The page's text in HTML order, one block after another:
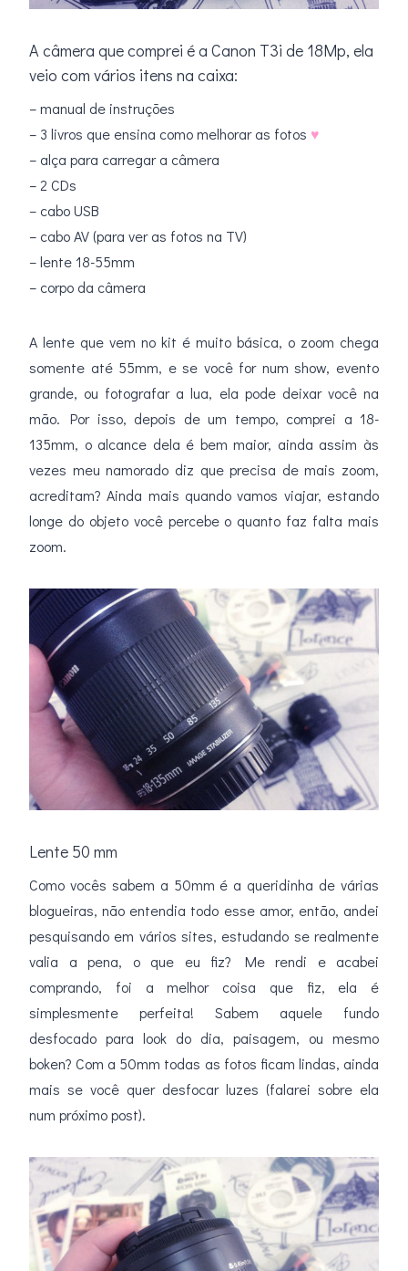
A câmera que comprei é a Canon T3i de 18Mp, ela
veio com vários itens na caixa:
– manual de instruções
– 3 livros que ensina como melhorar as fotos ♥
– alça para carregar a câmera
– 2 CDs
– cabo USB
– cabo AV (para ver as fotos na TV)
– lente 18-55mm
– corpo da câmera
A lente que vem no kit é muito básica, o zoom chega
somente até 55mm, e se você for num show, evento
grande, ou fotografar a lua, ela pode deixar você na
mão. Por isso, depois de um tempo, comprei a 18-
135mm, o alcance dela é bem maior, ainda assim às
vezes meu namorado diz que precisa de mais zoom,
acreditam? Ainda mais quando vamos viajar, estando
longe do objeto você percebe o quanto faz falta mais
zoom.
Lente 50 mm
Como vocês sabem a 50mm é a queridinha de várias
blogueiras, não entendia todo esse amor, então, andei
pesquisando em vários sites, estudando se realmente
valia a pena, o que eu fiz? Me rendi e acabei
comprando, foi a melhor coisa que fiz, ela é
simplesmente perfeita! Sabem aquele fundo
desfocado para look do dia, paisagem, ou mesmo
boken? Com a 50mm todas as fotos ficam lindas, ainda
mais se você quer desfocar luzes (falarei sobre ela
num próximo post).